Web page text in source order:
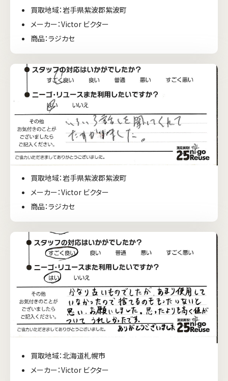
買取地域：岩手県紫波郡紫波町
メーカー：Victor ビクター
商品：ラジカセ
買取地域：岩手県紫波郡紫波町
メーカー：Victor ビクター
商品：ラジカセ
買取地域：北海道札幌市
メーカー：Victor ビクター